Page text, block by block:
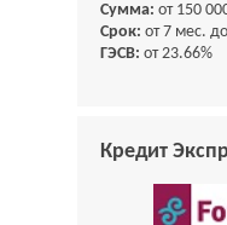
Сумма: от 150
Срок: от 7 мес.
ГЭСВ: от 23.66%
Кредит